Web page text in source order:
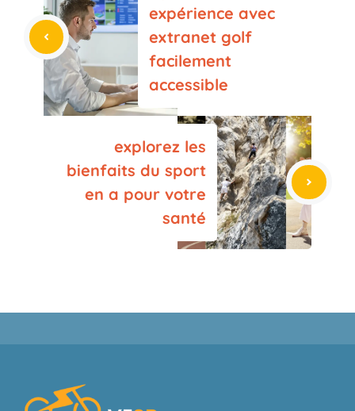
expérience avec
extranet golf
facilement
accessible
explorez les
bienfaits du sport
en a pour votre
santé